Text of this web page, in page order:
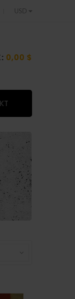
USD
0,00 $